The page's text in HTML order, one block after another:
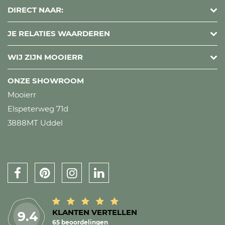
DIRECT NAAR:
JE RELATIES WAARDEREN
WIJ ZIJN MOOIERR
ONZE SHOWROOM
Mooierr
Elspeterweg 71d
3888MT Uddel
9.4 KLANTEN VERTELLEN
65 beoordelingen